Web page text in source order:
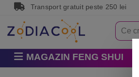
Transport gratuit peste 250 lei
MAGAZIN FENG SHUI